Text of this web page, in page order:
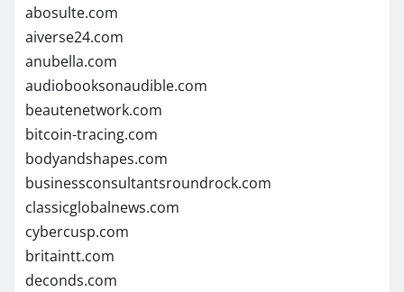
abosulte.com
aiverse24.com
anubella.com
audiobooksonaudible.com
beautenetwork.com
bitcoin-tracing.com
bodyandshapes.com
businessconsultantsroundrock.com
classicglobalnews.com
cybercusp.com
britaintt.com
deconds.com